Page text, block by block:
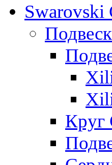
Swarovski
Круг